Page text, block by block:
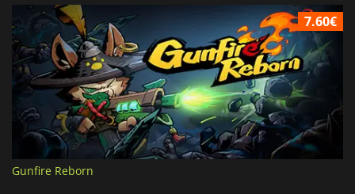
7.60€
Gunfire Reborn